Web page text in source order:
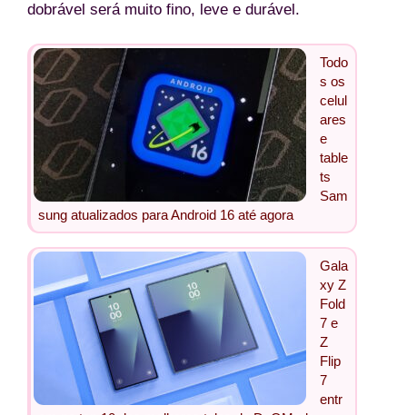
dobrável será muito fino, leve e durável.
Todo
s os
celul
ares
e
table
ts
Sam
sung atualizados para Android 16 até agora
Gala
xy Z
Fold
7 e
Z
Flip
7
entr